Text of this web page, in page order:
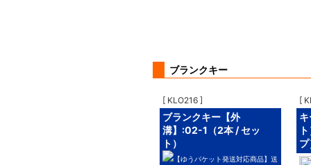
ブランクキー
[ KLO216 ]
ブランクキー【外
溝】:02-1（2本 / セッ
ト）
【ゆうパケット発送対応商品】送
[